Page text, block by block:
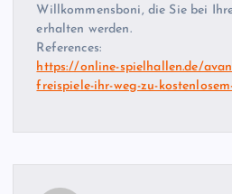
Willkommensboni, die Sie bei
erhalten werden.
References:
https://online-spielhallen.de/
freispiele-ihr-weg-zu-